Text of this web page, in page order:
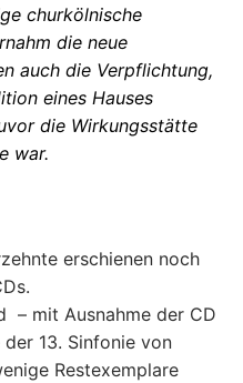
churkölnische
die neue
auch die Verpflichtung,
eines Hauses
die Wirkungsstätte
war.
erschienen noch
– mit Ausnahme der CD
13. Sinfonie von
Restexemplare